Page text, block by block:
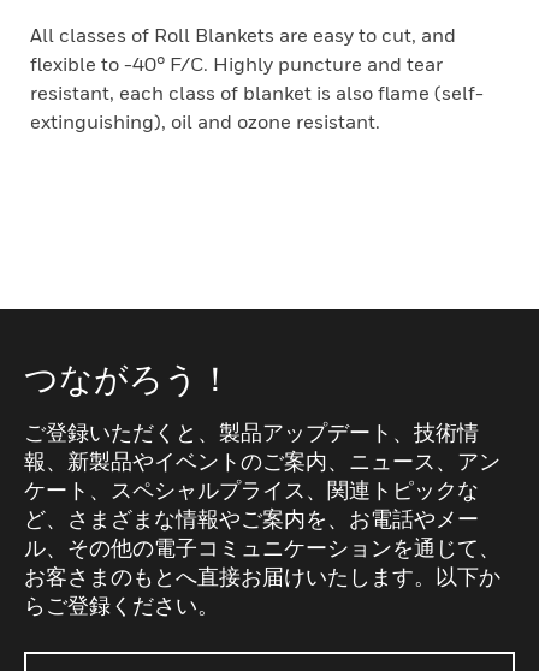
All classes of Roll Blankets are easy to cut, and
flexible to -40° F/C. Highly puncture and tear
resistant, each class of blanket is also flame (self-
extinguishing), oil and ozone resistant.
つながろう！
ご登録いただくと、製品アップデート、技術情
報、新製品やイベントのご案内、ニュース、アン
ケート、スペシャルプライス、関連トピックな
ど、さまざまな情報やご案内を、お電話やメー
ル、その他の電子コミュニケーションを通じて、
お客さまのもとへ直接お届けいたします。以下か
らご登録ください。